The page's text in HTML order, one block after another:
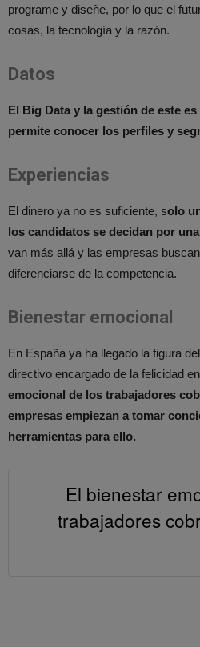
programe y diseñe, por lo que el
cosas, la tecnología y la razón.
Datos
El Big Data y la gestión de este
permite conocer los perfiles y
Experiencias
El dinero ya no es suficiente, solo
los candidatos se decidan por
van más allá y las empresas
diferenciarse de la competencia.
Bienestar emocional
En España ya ha llegado la figura del
directivo encargado de la felicidad
emocional de los trabajadores
empresas empiezan a tomar
herramientas para ello.
El bienestar
trabajadores